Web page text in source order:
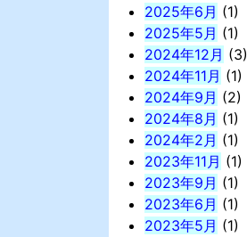
2025年6月 (1)
2025年5月 (1)
2024年12月 (3)
2024年11月 (1)
2024年9月 (2)
2024年8月 (1)
2024年2月 (1)
2023年11月 (1)
2023年9月 (1)
2023年6月 (1)
2023年5月 (1)